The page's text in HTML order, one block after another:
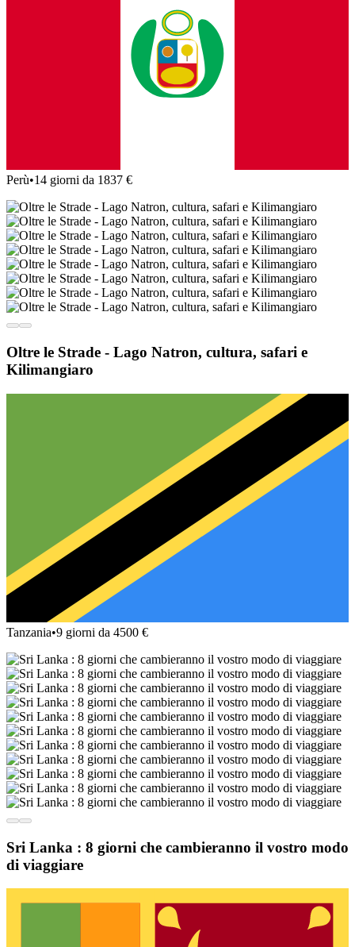
Perù•14 giorni da 1837 €
Oltre le Strade - Lago Natron, cultura, safari e
Kilimangiaro
Tanzania•9 giorni da 4500 €
Sri Lanka : 8 giorni che cambieranno il vostro modo
di viaggiare